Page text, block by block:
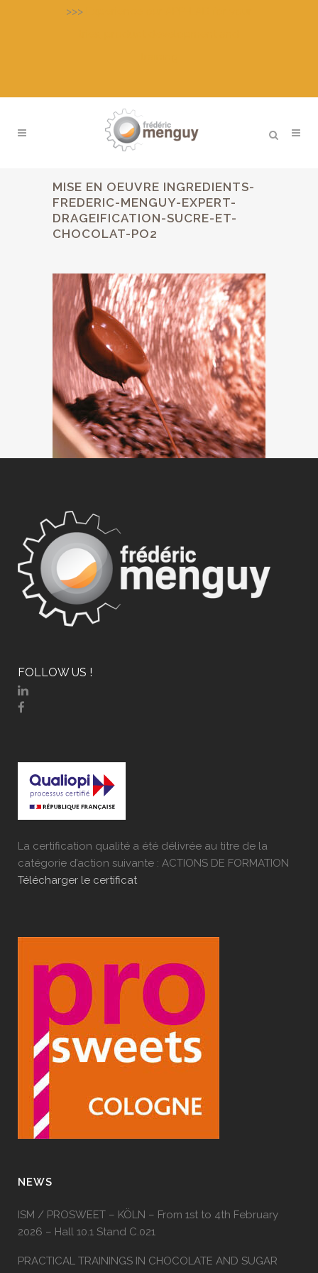
>>>
MISE EN OEUVRE INGREDIENTS-
FREDERIC-MENGUY-EXPERT-
DRAGEIFICATION-SUCRE-ET-
CHOCOLAT-PO2
FOLLOW US !
La certification qualité a été délivrée au titre de la
catégorie d’action suivante : ACTIONS DE FORMATION
Télécharger le certificat
NEWS
ISM / PROSWEET – KÖLN – From 1st to 4th February
2026 – Hall 10.1 Stand C.021
PRACTICAL TRAININGS IN CHOCOLATE AND SUGAR